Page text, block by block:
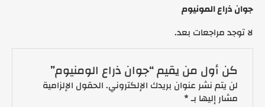
جوان ذراع المونيوم
لا توجد مراجعات بعد.
كن أول من يقيم “جوان ذراع الومنيوم”
لن يتم نشر عنوان بريدك الإلكتروني.الحقول الإلزامية
مشار إليها بـ*